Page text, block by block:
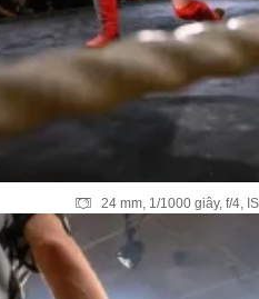
24 mm, 1/1000 giây, f/4,